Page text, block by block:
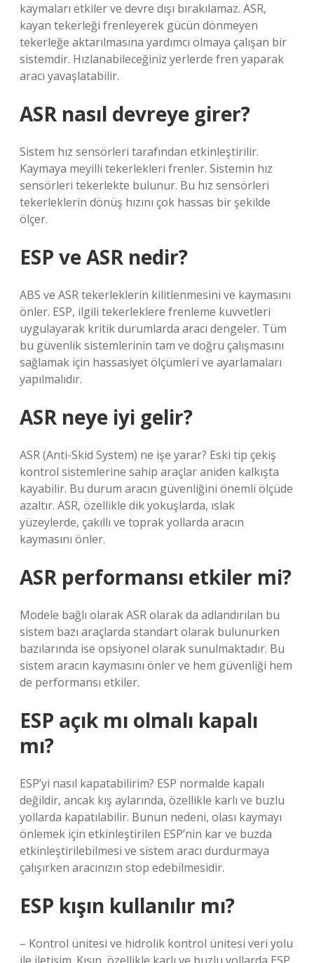
kaymaları etkiler ve devre dışı bırakılamaz. ASR,
kayan tekerleği frenleyerek gücün dönmeyen
tekerleğe aktarılmasına yardımcı olmaya çalışan bir
sistemdir. Hızlanabileceğiniz yerlerde fren yaparak
aracı yavaşlatabilir.
ASR nasıl devreye girer?
Sistem hız sensörleri tarafından etkinleştirilir.
Kaymaya meyilli tekerlekleri frenler. Sistemin hız
sensörleri tekerlekte bulunur. Bu hız sensörleri
tekerleklerin dönüş hızını çok hassas bir şekilde
ölçer.
ESP ve ASR nedir?
ABS ve ASR tekerleklerin kilitlenmesini ve kaymasını
önler. ESP, ilgili tekerleklere frenleme kuvvetleri
uygulayarak kritik durumlarda aracı dengeler. Tüm
bu güvenlik sistemlerinin tam ve doğru çalışmasını
sağlamak için hassasiyet ölçümleri ve ayarlamaları
yapılmalıdır.
ASR neye iyi gelir?
ASR (Anti-Skid System) ne işe yarar? Eski tip çekiş
kontrol sistemlerine sahip araçlar aniden kalkışta
kayabilir. Bu durum aracın güvenliğini önemli ölçüde
azaltır. ASR, özellikle dik yokuşlarda, ıslak
yüzeylerde, çakıllı ve toprak yollarda aracın
kaymasını önler.
ASR performansı etkiler mi?
Modele bağlı olarak ASR olarak da adlandırılan bu
sistem bazı araçlarda standart olarak bulunurken
bazılarında ise opsiyonel olarak sunulmaktadır. Bu
sistem aracın kaymasını önler ve hem güvenliği hem
de performansı etkiler.
ESP açık mı olmalı kapalı
mı?
ESP’yi nasıl kapatabilirim? ESP normalde kapalı
değildir, ancak kış aylarında, özellikle karlı ve buzlu
yollarda kapatılabilir. Bunun nedeni, olası kaymayı
önlemek için etkinleştirilen ESP’nin kar ve buzda
etkinleştirilebilmesi ve sistem aracı durdurmaya
çalışırken aracınızın stop edebilmesidir.
ESP kışın kullanılır mı?
– Kontrol ünitesi ve hidrolik kontrol ünitesi veri yolu